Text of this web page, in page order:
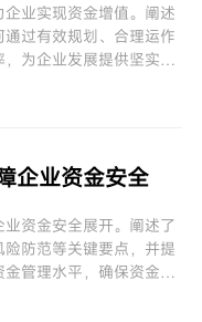
业实现资金增值。阐述
过有效规划、合理运作
为企业发展提供坚实的
企业资金安全
资金安全展开。阐述了
防范等关键要点，并提
管理水平，确保资金安